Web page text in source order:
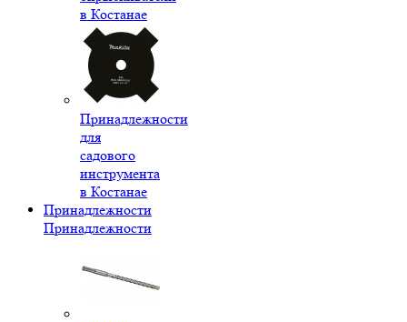
в Костанае
Принадлежности
для
садового
инструмента
в Костанае
Принадлежности
Принадлежности